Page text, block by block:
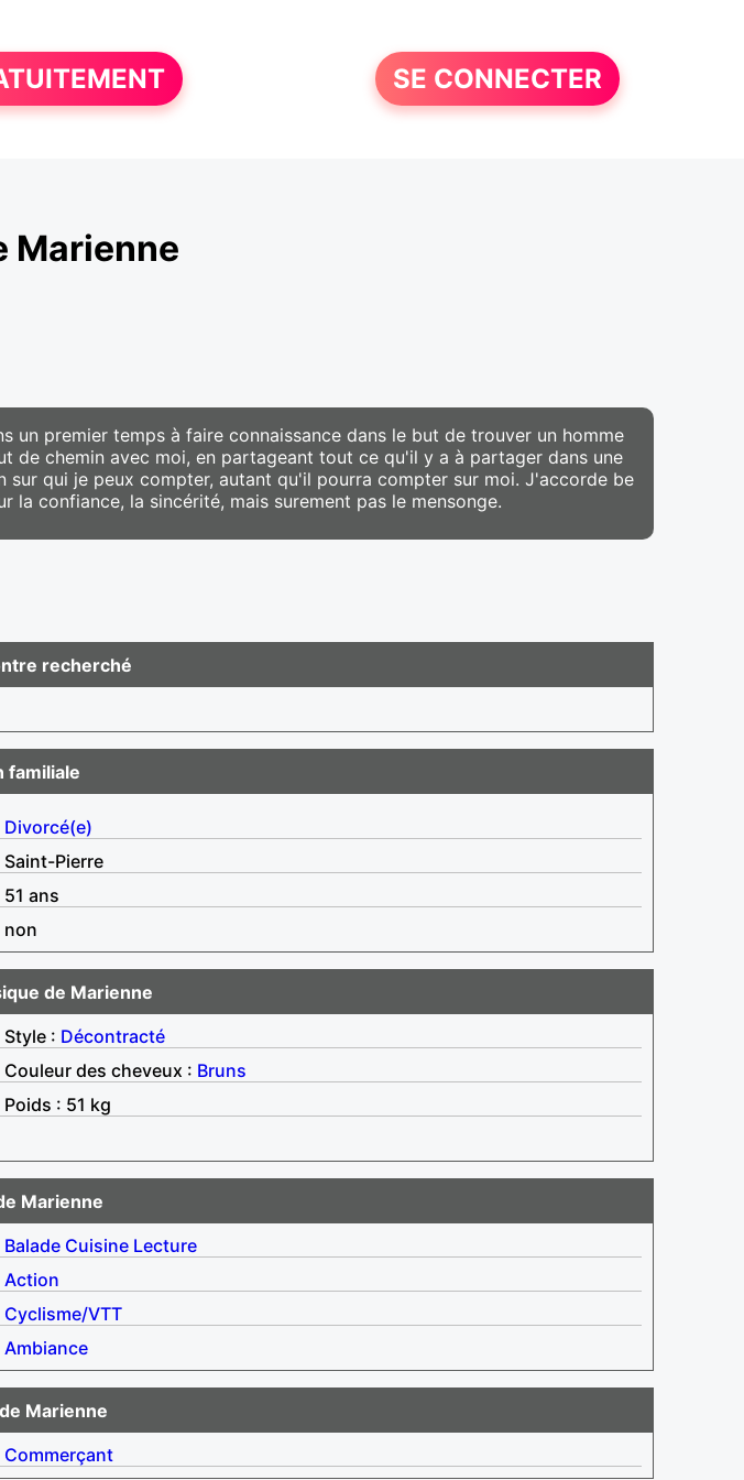
SE CONNECTER
Marienne
un premier temps à faire connaissance dans le but de trouver un homme
de chemin avec moi, en partageant tout ce qu'il y a à partager dans une
sur qui je peux compter, autant qu'il pourra compter sur moi. J'accorde be
la confiance, la sincérité, mais surement pas le mensonge.
recherché
familiale
Divorcé(e)
Saint-Pierre
51 ans
non
de Marienne
Style : Décontracté
Couleur des cheveux : Bruns
Poids : 51 kg
Marienne
Balade Cuisine Lecture
Action
Cyclisme/VTT
Ambiance
Marienne
Commerçant